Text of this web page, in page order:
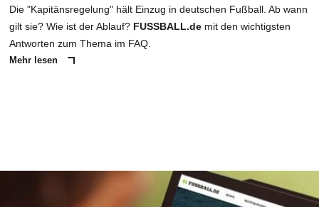
Die "Kapitänsregelung" hält Einzug in deutschen Fußball. Ab wann
gilt sie? Wie ist der Ablauf? FUSSBALL.de mit den wichtigsten
Antworten zum Thema im FAQ.
Mehr lesen